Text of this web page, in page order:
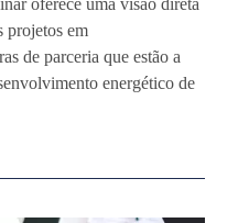
oferece uma visão direta
projetos em
de parceria que estão a
energético de